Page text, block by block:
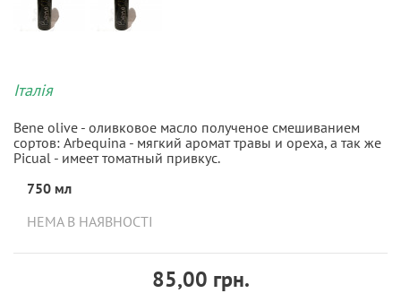
Італія
Bene olive - оливковое масло полученое смешиванием
сортов: Arbequina - мягкий аромат травы и ореха, а так же
Picual - имеет томатный привкус.
750 мл
НЕМА В НАЯВНОСТІ
85,00 грн.